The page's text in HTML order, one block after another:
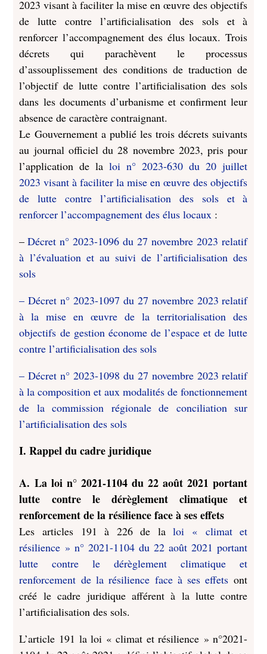
2023 visant à faciliter la mise en œuvre des objectifs
de lutte contre l’artificialisation des sols et à
renforcer l’accompagnement des élus locaux.Trois
décrets qui parachèvent le processus
d’assouplissement des conditions de traduction de
l’objectif de lutte contre l’artificialisation des sols
dans les documents d’urbanisme et confirment leur
absence de caractère contraignant.
Le Gouvernement a publié les trois décrets suivants
au journal officiel du 28 novembre 2023, pris pour
l’application de laloi n° 2023-630 du 20 juillet
2023 visant à faciliter la mise en œuvre des objectifs
de lutte contre l’artificialisation des sols et à
renforcer l’accompagnement des élus locaux :
–Décret n° 2023-1096 du 27 novembre 2023 relatif
à l’évaluation et au suivi de l’artificialisation des
sols
– Décret n° 2023-1097 du 27 novembre 2023 relatif
à la mise en œuvre de la territorialisation des
objectifs de gestion économe de l’espace et de lutte
contre l’artificialisation des sols
– Décret n° 2023-1098 du 27 novembre 2023 relatif
à la composition et aux modalités de fonctionnement
de la commission régionale de conciliation sur
l’artificialisation des sols
I. Rappel du cadre juridique
A. La loi n° 2021-1104 du 22 août 2021 portant
lutte contre le dérèglement climatique et
renforcement de la résilience face à ses effets
Les articles 191 à 226 de laloi « climat et
résilience » n° 2021-1104 du 22 août 2021 portant
lutte contre le dérèglement climatique et
renforcement de la résilience face à ses effets ont
créé le cadre juridique afférent à la lutte contre
l’artificialisation des sols.
L’article 191 la loi « climat et résilience » n°2021-